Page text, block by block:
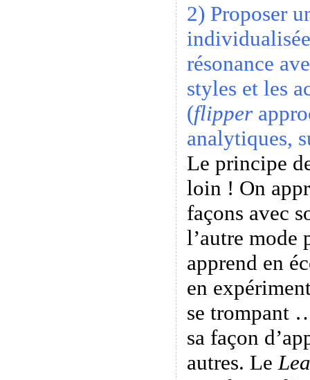
2) Proposer
résonance
styles et les
(flipper
analytiques,
Le principe
loin ! On
façons avec
l’autre
apprend en
en
se trompant
sa façon
autres. Le